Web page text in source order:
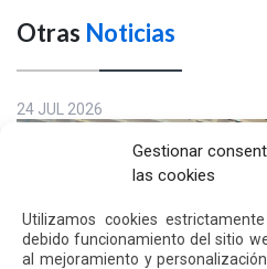
Gestionar
las cookies
Utilizamos cookies
debido funcionamiento del sitio
al mejoramiento y
Otras Noticias
24 JUL 2026